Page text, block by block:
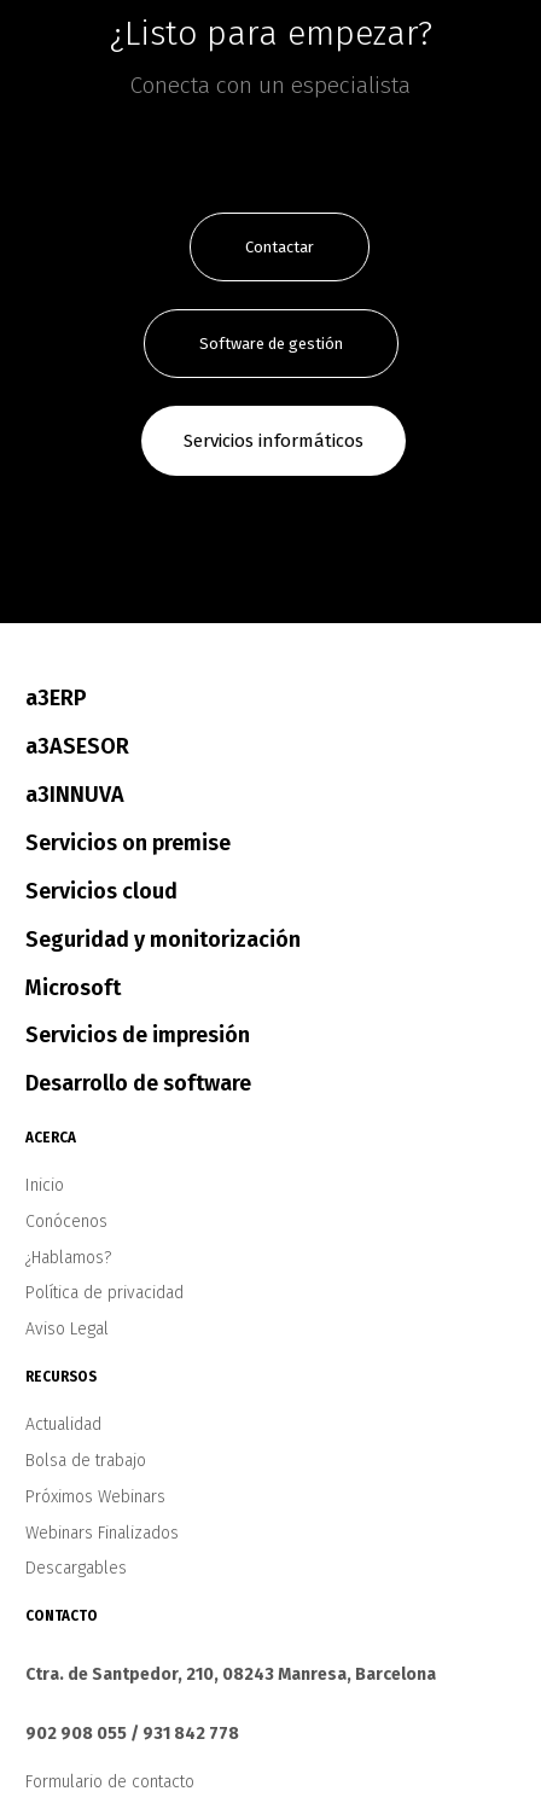
¿Listo para empezar?
Conecta con un especialista
Contactar
Software de gestión
Servicios informáticos
a3ERP
a3ASESOR
a3INNUVA
Servicios on premise
Servicios cloud
Seguridad y monitorización
Microsoft
Servicios de impresión
Desarrollo de software
ACERCA
Inicio
Conócenos
¿Hablamos?
Política de privacidad
Aviso Legal
RECURSOS
Actualidad
Bolsa de trabajo
Próximos Webinars
Webinars Finalizados
Descargables
CONTACTO
Ctra. de Santpedor, 210, 08243 Manresa, Barcelona
902 908 055 / 931 842 778
Formulario de contacto